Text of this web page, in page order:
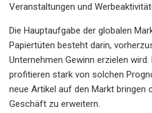
Veranstaltungen und
Die Hauptaufgabe der globalen
Papiertüten besteht darin,
Unternehmen Gewinn erzielen
profitieren stark von solchen
neue Artikel auf den Markt bringen
Geschäft zu erweitern.